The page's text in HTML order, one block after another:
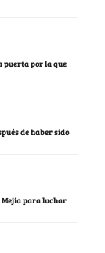
puerta por la que
de haber sido
Mejía para luchar